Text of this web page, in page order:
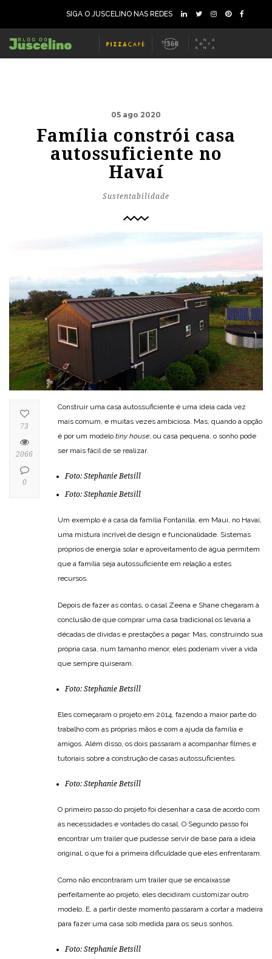
SIGA O JUSCELINO NAS REDES
05 ago 2020
Família constrói casa
autossuficiente no
Havaí
Sustentabilidade
Construir uma casa autossuficiente é uma ideia cada vez
mais comum, e muitas vezes ambiciosa. Mas, quando a opção
é por um modelo tiny house, ou casa pequena, o sonho pode
ser mais fácil de se realizar.
Foto: Stephanie Betsill
Foto: Stephanie Betsill
Um exemplo é a casa da família Fontanilla, em Maui, no Havaí,
uma mistura incrível de design e funcionalidade. Sistemas
próprios de energia solar e aproveitamento de água permitem
que a família seja autossuficiente em relação a estes
recursos.
Depois de fazer as contas, o casal Zeena e Shane chegaram à
conclusão de que comprar uma casa tradicional os levaria a
décadas de dívidas e prestações a pagar. Mas, construindo sua
própria casa, num tamanho menor, eles poderiam viver a vida
que sempre quiseram.
Foto: Stephanie Betsill
Eles começaram o projeto em 2014, fazendo a maior parte do
trabalho com as próprias mãos e com a ajuda da família e
amigos. Além disso, os dois passaram a acompanhar filmes e
tutoriais sobre a construção de casas autossuficientes.
Foto: Stephanie Betsill
O primeiro passo do projeto foi desenhar a casa de acordo com
as necessidades e vontades do casal. O Segundo passo foi
encontrar um trailer que pudesse servir de base para a ideia
original, o que foi a primeira dificuldade que eles enfrentaram.
Como não encontraram um trailer que se encaixasse
perfeitamente ao projeto, eles decidiram customizar outro
modelo. E, a partir deste momento passaram a cortar a madeira
para fazer uma casa sob medida para os seus sonhos.
Foto: Stephanie Betsill
73
2066
0